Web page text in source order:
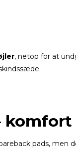
, netop for at
pads,